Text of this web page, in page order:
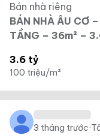
Bán nhà riêng
BÁN NHÀ ÂU CƠ
TẦNG – 36m² –
3.6 tỷ
100 triệu/m²
3 tháng trước·